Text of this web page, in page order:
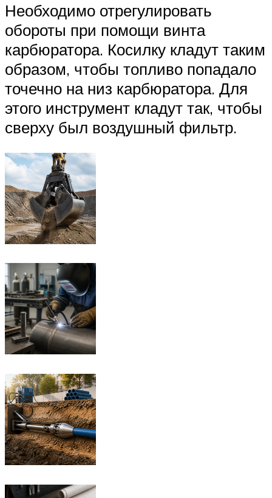
Необходимо отрегулировать
обороты при помощи винта
карбюратора. Косилку кладут таким
образом, чтобы топливо попадало
точечно на низ карбюратора. Для
этого инструмент кладут так, чтобы
сверху был воздушный фильтр.